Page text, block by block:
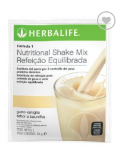
ADD TO
WISHLIST